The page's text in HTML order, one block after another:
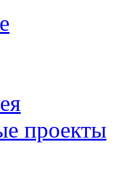
проекты